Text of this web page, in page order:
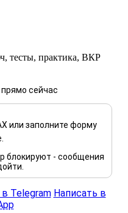
тесты, практика, ВКР
сейчас
или заполните форму
блокируют - сообщения
Telegram Написать в